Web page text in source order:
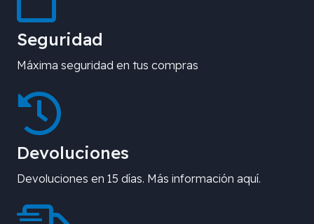
Seguridad
Máxima seguridad en tus compras
Devoluciones
Devoluciones en 15 días. Más información aquí.